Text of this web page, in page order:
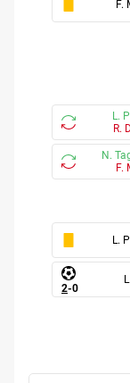
F.
L.
R.
N.
F.
L.
2-0